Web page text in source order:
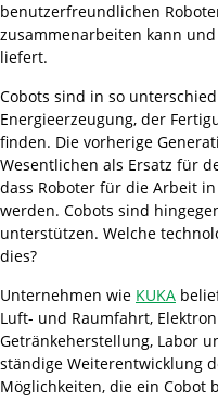
benutzerfreundlichen
zusammenarbeiten kann
liefert.
Cobots sind in so
Energieerzeugung, der
finden. Die vorherige
Wesentlichen als Ersatz für
dass Roboter für die Arbeit
werden. Cobots sind
unterstützen. Welche
dies?
Unternehmen wie KUKA
Luft- und Raumfahrt,
Getränkeherstellung, Labor
ständige Weiterentwicklung
Möglichkeiten, die ein Cobot